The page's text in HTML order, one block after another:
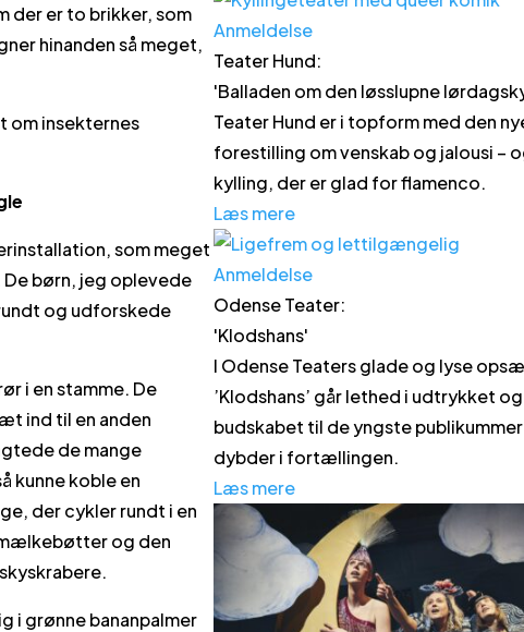
der er to brikker, som
hinanden så meget,
om insekternes
som meget
De børn, jeg oplevede
og udforskede
i en stamme. De
ind til en anden
de mange
kunne koble en
der cykler rundt i en
og den
i grønne bananpalmer
Anmeldelse
Teater Hund:
'Balladen om den løsslupne
Teater Hund er i topform med den
forestilling om venskab og jalousi –
kylling, der er glad for flamenco.
Læs mere
Anmeldelse
Odense Teater:
'Klodshans'
I Odense Teaters glade og lyse
’Klodshans’ går lethed i udtrykket
budskabet til de yngste
dybder i fortællingen.
Læs mere